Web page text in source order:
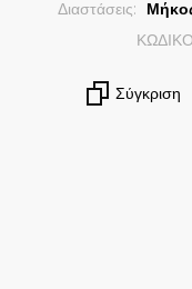
Διαστάσεις:
Σύγκριση